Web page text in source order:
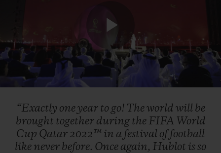
Play
Video
“Exactly oneyear to go! Theworld will be
brought together during the FIFA World
Cup Qatar2022™ in a festival offootball
like never before. Once again, Hublot isso